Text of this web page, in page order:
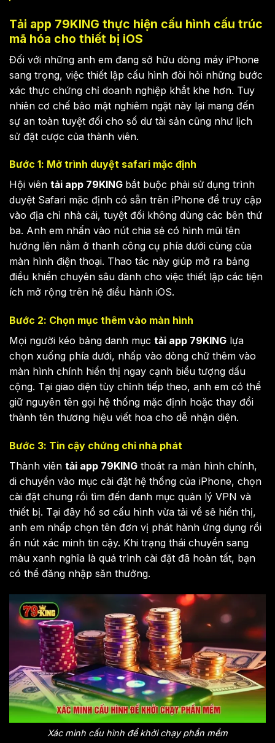
Tải app 79KING thực hiện cấu hình cấu trúc
mã hóa cho thiết bị iOS
Đối với những anh em đang sở hữu dòng máy iPhone
sang trọng, việc thiết lập cấu hình đòi hỏi những bước
xác thực chứng chỉ doanh nghiệp khắt khe hơn. Tuy
nhiên cơ chế bảo mật nghiêm ngặt này lại mang đến
sự an toàn tuyệt đối cho số dư tài sản cũng như lịch
sử đặt cược của thành viên.
Bước 1: Mở trình duyệt safari mặc định
Hội viên tải app 79KING bắt buộc phải sử dụng trình
duyệt Safari mặc định có sẵn trên iPhone để truy cập
vào địa chỉ nhà cái, tuyệt đối không dùng các bên thứ
ba. Anh em nhấn vào nút chia sẻ có hình mũi tên
hướng lên nằm ở thanh công cụ phía dưới cùng của
màn hình điện thoại. Thao tác này giúp mở ra bảng
điều khiển chuyên sâu dành cho việc thiết lập các tiện
ích mở rộng trên hệ điều hành iOS.
Bước 2: Chọn mục thêm vào màn hình
Mọi người kéo bảng danh mục tải app 79KING lựa
chọn xuống phía dưới, nhấp vào dòng chữ thêm vào
màn hình chính hiển thị ngay cạnh biểu tượng dấu
cộng. Tại giao diện tùy chỉnh tiếp theo, anh em có thể
giữ nguyên tên gọi hệ thống mặc định hoặc thay đổi
thành tên thương hiệu viết hoa cho dễ nhận diện.
Bước 3: Tin cậy chứng chỉ nhà phát
Thành viên tải app 79KING thoát ra màn hình chính,
di chuyển vào mục cài đặt hệ thống của iPhone, chọn
cài đặt chung rồi tìm đến danh mục quản lý VPN và
thiết bị. Tại đây hồ sơ cấu hình vừa tải về sẽ hiển thị,
anh em nhấp chọn tên đơn vị phát hành ứng dụng rồi
ấn nút xác minh tin cậy. Khi trạng thái chuyển sang
màu xanh nghĩa là quá trình cài đặt đã hoàn tất, bạn
có thể đăng nhập săn thưởng.
Xác minh cấu hình để khởi chạy phần mềm